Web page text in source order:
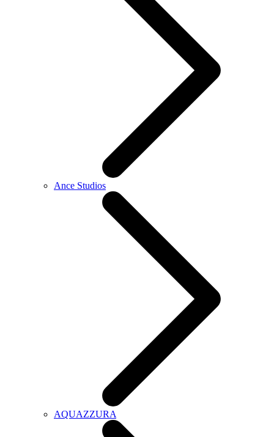
Ance Studios
AQUAZZURA